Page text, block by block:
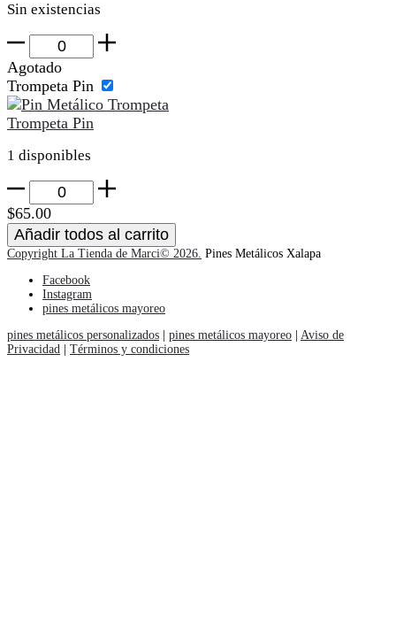
Sin existencias
Los
Fabulosos
Cadillacs
cantidad
Agotado
Trompeta Pin
Trompeta Pin
1 disponibles
Trompeta
Pin
cantidad
$65.00
Añadir todos al carrito
Copyright La Tienda de Marci© 2026. Pines Metálicos Xalapa
Facebook
Instagram
pines metálicos mayoreo
pines metálicos personalizados
pines metálicos mayoreo
Aviso de
Privacidad
Términos y condiciones